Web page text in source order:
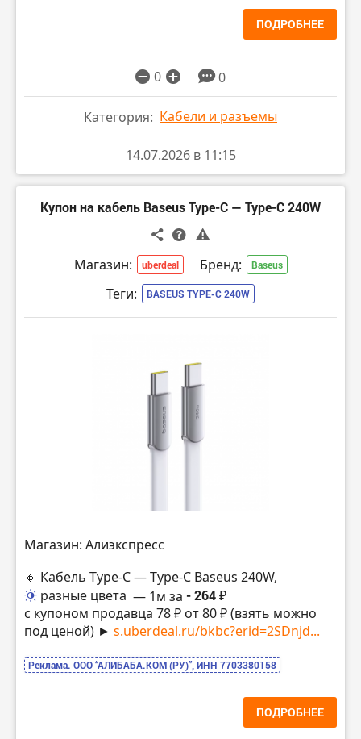
ПОДРОБНЕЕ
0 0
Категория: Кабели и разъемы
14.07.2026 в 11:15
Купон на кабель Baseus Type-C — Type-C 240W
Магазин: uberdeal Бренд: Baseus
Теги: BASEUS TYPE-C 240W
Магазин: Алиэкспресс
🔸 Кабель Type-C — Type-C Baseus 240W,
разные цвета — 1м за - 264 ₽
с купоном продавца 78 ₽ от 80 ₽ (взять можно
под ценой) ► s.uberdeal.ru/bkbc?erid=2SDnjd...
Реклама. ООО “АЛИБАБА.КОМ (РУ)”, ИНН 7703380158
ПОДРОБНЕЕ